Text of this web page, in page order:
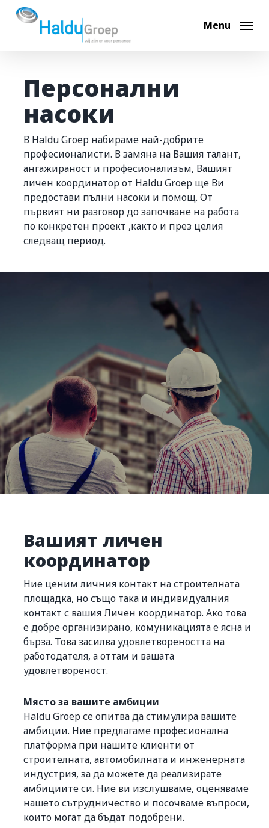
Skip
Menu
Персонални
насоки
В Haldu Groep набираме най-добрите
професионалисти. В замяна на Вашия талант,
ангажираност и професионализъм, Вашият
личен координатор от Haldu Groep ще Ви
предостави пълни насоки и помощ. От
първият ни разговор до започване на работа
по конкретен проект ,както и през целия
следващ период.
Вашият личен
координатор
Ние ценим личния контакт на строителната
площадка, но също така и индивидуалния
контакт с вашия Личен координатор. Ако това
е добре организирано, комуникацията е ясна и
бърза. Това засилва удовлетвореността на
работодателя, а оттам и вашата
удовлетвореност.
Място за вашите амбиции
Haldu Groep се опитва да стимулира вашите
амбиции. Ние предлагаме професионална
платформа при нашите клиенти от
строителната, автомобилната и инженерната
индустрия, за да можете да реализирате
амбициите си. Ние ви изслушваме, оценяваме
нашето сътрудничество и посочваме въпроси,
които могат да бъдат подобрени.
Hoi, ik ben Max
Ik help je graag op weg. Waar ben je naar op zoek?
Bouwvacatures
Techniek vacatures
Automotive vacatures